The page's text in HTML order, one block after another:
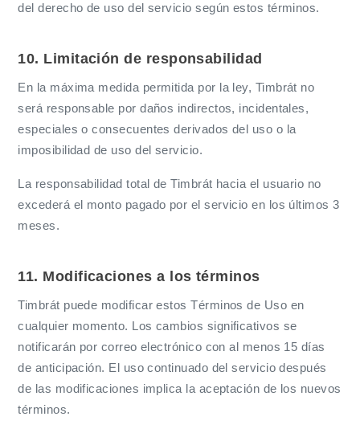
del derecho de uso del servicio según estos términos.
10. Limitación de responsabilidad
En la máxima medida permitida por la ley, Timbrát no
será responsable por daños indirectos, incidentales,
especiales o consecuentes derivados del uso o la
imposibilidad de uso del servicio.
La responsabilidad total de Timbrát hacia el usuario no
excederá el monto pagado por el servicio en los últimos 3
meses.
11. Modificaciones a los términos
Timbrát puede modificar estos Términos de Uso en
cualquier momento. Los cambios significativos se
notificarán por correo electrónico con al menos 15 días
de anticipación. El uso continuado del servicio después
de las modificaciones implica la aceptación de los nuevos
términos.